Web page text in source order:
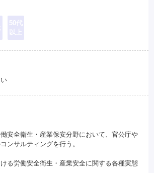
50代
以上
安全衛生・産業保安分野において、官公庁や
ンサルティングを行う。
る労働安全衛生・産業安全に関する各種実態